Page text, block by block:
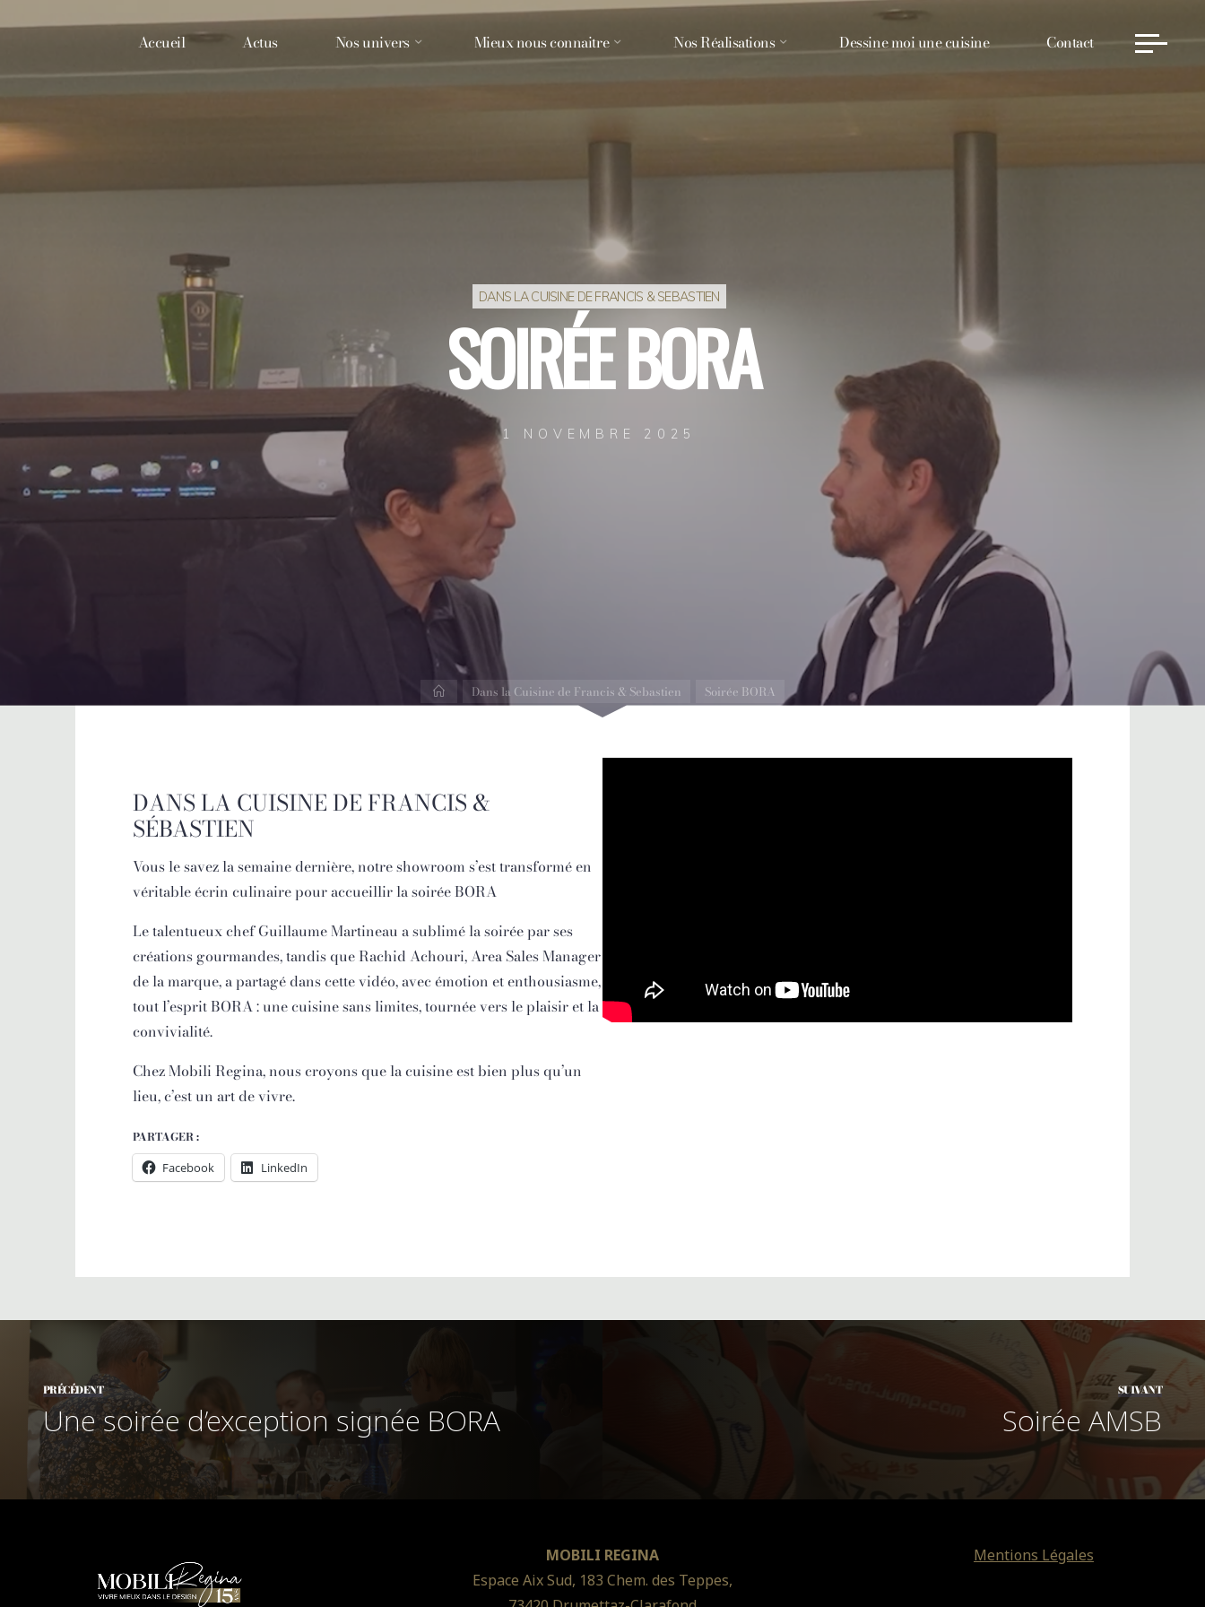
Accueil Actus Nos univers Mieux nous connaitre Nos Réalisations Dessine moi une cuisine Contact
DANS LA CUISINE DE FRANCIS & SEBASTIEN
SOIRÉE BORA
1 NOVEMBRE 2025
AccueilDans la Cuisine de Francis & Sebastien Soirée BORA
DANS LA CUISINE DE FRANCIS &
SÉBASTIEN
Vous le savez la semaine dernière, notre showroom s’est transformé en
véritable écrin culinaire pour accueillir la soirée BORA
Le talentueux chef Guillaume Martineau a sublimé la soirée par ses
créations gourmandes, tandis que Rachid Achouri, Area Sales Manager
de la marque, a partagé dans cette vidéo, avec émotion et enthousiasme,
tout l’esprit BORA : une cuisine sans limites, tournée vers le plaisir et la
convivialité.
Chez Mobili Regina, nous croyons que la cuisine est bien plus qu’un
lieu, c’est un art de vivre.
PARTAGER :
Facebook LinkedIn
PRÉCÉDENT
Une soirée d’exception signée BORA
SUIVANT
Soirée AMSB
MOBILI REGINA
Espace Aix Sud, 183 Chem. des Teppes,
Mentions Légales